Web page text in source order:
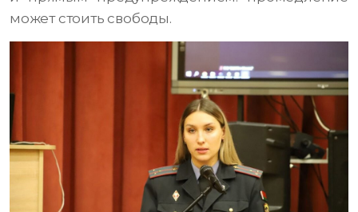
может стоить свободы.